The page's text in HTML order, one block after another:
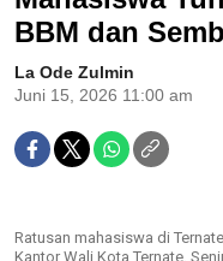
BBM dan
La Ode Zulmin
Juni 15, 2026 11:00 am
Ratusan mahasiswa di
Kantor Wali Kota Ternate,